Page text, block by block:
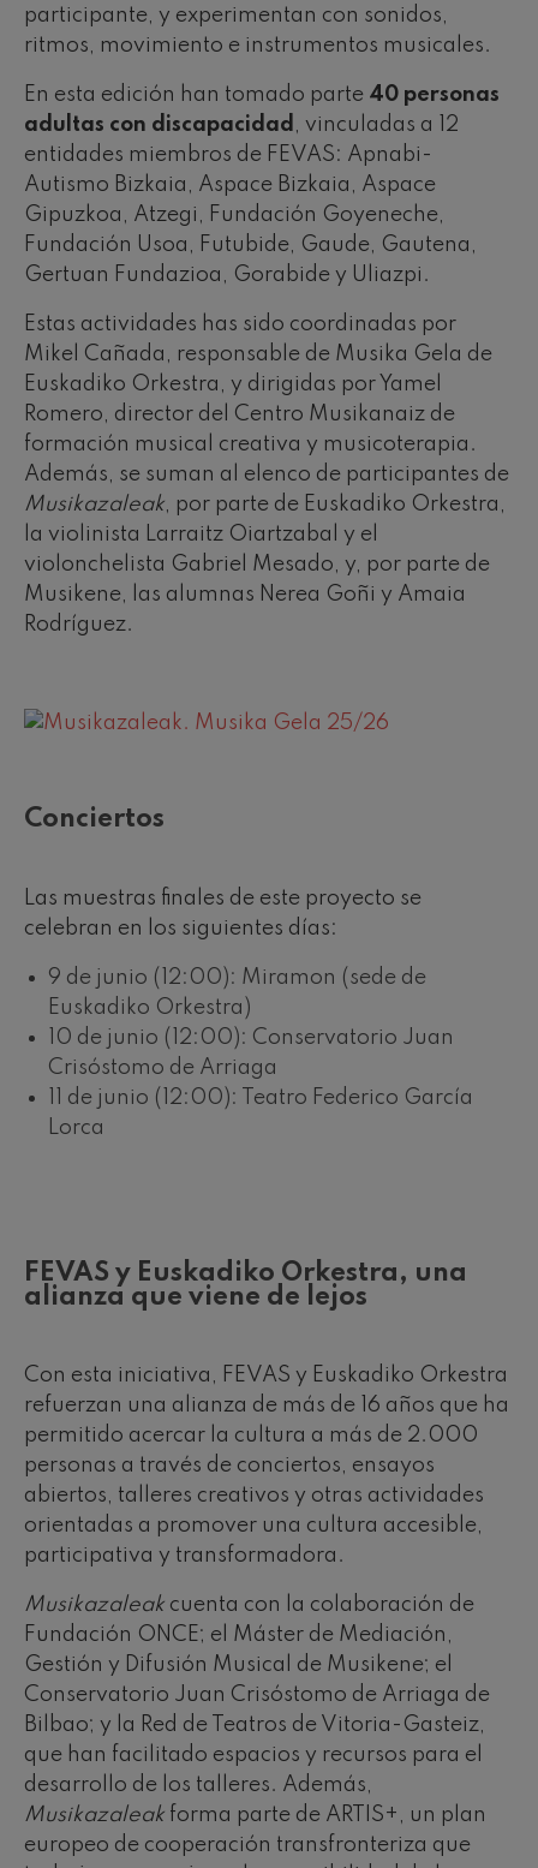
participante, y experimentan con sonidos,
ritmos, movimiento e instrumentos musicales.
En esta edición han tomado parte 40 personas
adultas con discapacidad , vinculadas a 12
entidades miembros de FEVAS: Apnabi-
Autismo Bizkaia, Aspace Bizkaia, Aspace
Gipuzkoa, Atzegi, Fundación Goyeneche,
Fundación Usoa, Futubide, Gaude, Gautena,
Gertuan Fundazioa, Gorabide y Uliazpi.
Estas actividades has sido coordinadas por
Mikel Cañada, responsable de Musika Gela de
Euskadiko Orkestra, y dirigidas por Yamel
Romero, director del Centro Musikanaiz de
formación musical creativa y musicoterapia.
Además, se suman al elenco de participantes de
Musikazaleak, por parte de Euskadiko Orkestra,
la violinista Larraitz Oiartzabal y el
violonchelista Gabriel Mesado, y, por parte de
Musikene, las alumnas Nerea Goñi y Amaia
Rodríguez.
Conciertos
Las muestras finales de este proyecto se
celebran en los siguientes días:
9 de junio (12:00): Miramon (sede de
Euskadiko Orkestra)
10 de junio (12:00): Conservatorio Juan
Crisóstomo de Arriaga
11 de junio (12:00): Teatro Federico García
Lorca
FEVAS y Euskadiko Orkestra, una
alianza que viene de lejos
Con esta iniciativa, FEVAS y Euskadiko Orkestra
refuerzan una alianza de más de 16 años que ha
permitido acercar la cultura a más de 2.000
personas a través de conciertos, ensayos
abiertos, talleres creativos y otras actividades
orientadas a promover una cultura accesible,
participativa y transformadora.
Musikazaleak cuenta con la colaboración de
Fundación ONCE; el Máster de Mediación,
Gestión y Difusión Musical de Musikene; el
Conservatorio Juan Crisóstomo de Arriaga de
Bilbao; y la Red de Teatros de Vitoria-Gasteiz,
que han facilitado espacios y recursos para el
desarrollo de los talleres. Además,
Musikazaleak forma parte de ARTIS+, un plan
europeo de cooperación transfronteriza que